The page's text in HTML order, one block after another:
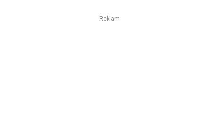
Reklam